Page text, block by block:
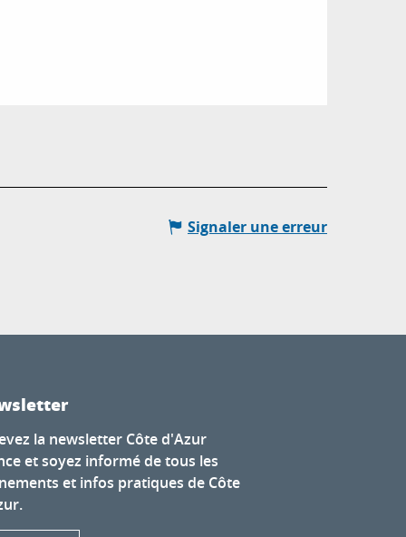
Signaler une erreur
la newsletter Côte d'Azur
et soyez informé de tous les
et infos pratiques de Côte